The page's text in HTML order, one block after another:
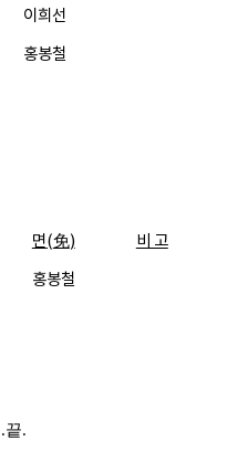
이희선
홍봉철
면(免) 비 고
홍봉철
.끝.